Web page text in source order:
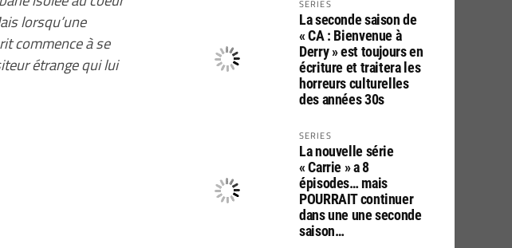
lorsqu’une
commence à se
étrange qui lui
SERIES
La seconde saison de
« CA : Bienvenue à
Derry » est toujours en
écriture et traitera les
horreurs culturelles
des années 30s
SERIES
La nouvelle série
« Carrie » a 8
épisodes… mais
POURRAIT continuer
dans une une seconde
saison…